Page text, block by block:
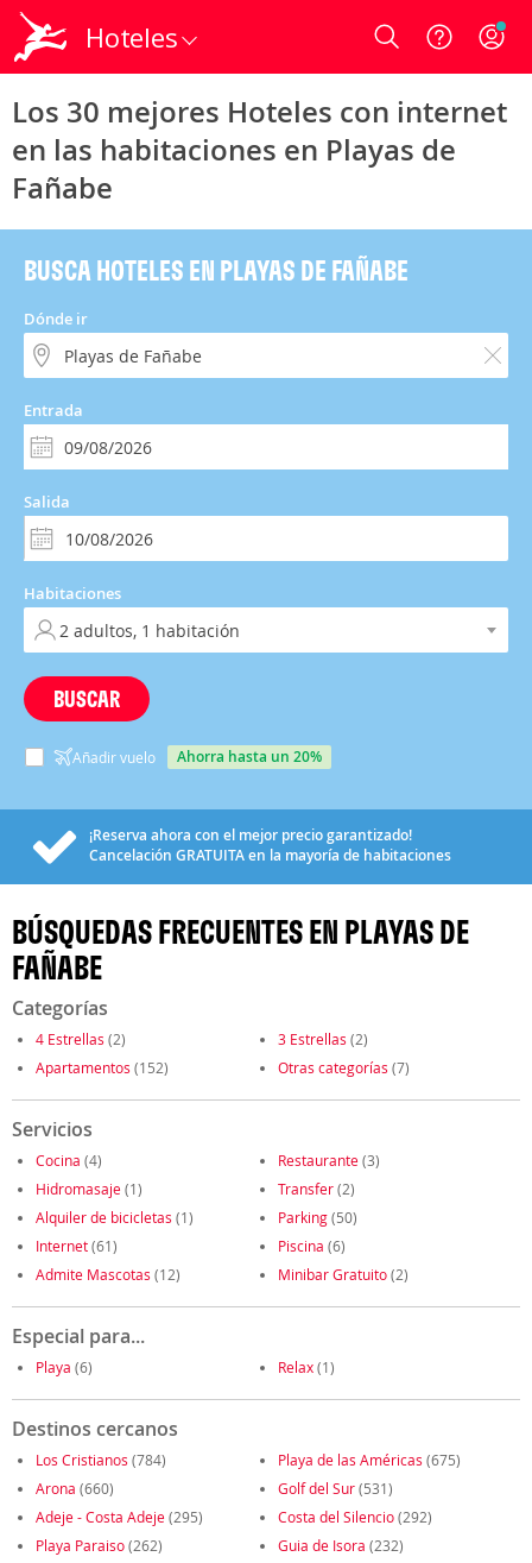
Hoteles Login
Los 30 mejores Hoteles con internet
en las habitaciones en Playas de
Fañabe
BUSCA HOTELES EN PLAYAS DE FAÑABE
Dónde ir
Entrada
Salida
Habitaciones
BUSCAR
Añadir vuelo ahorra hasta un 20%
¡Reserva ahora con el mejor precio garantizado!
Cancelación GRATUITAen la mayoría de habitaciones
BÚSQUEDAS FRECUENTES EN PLAYAS DE
FAÑABE
Categorías
4 Estrellas (2) 3 Estrellas (2)
Apartamentos (152) Otras categorías (7)
Servicios
Cocina (4) Restaurante(3)
Hidromasaje(1) Transfer(2)
Alquiler de bicicletas (1) Parking(50)
Internet(61) Piscina (6)
Admite Mascotas (12) Minibar Gratuito(2)
Especial para...
Playa (6) Relax(1)
Destinos cercanos
Los Cristianos (784) Playa de las Américas (675)
Arona (660) Golf del Sur(531)
Adeje - Costa Adeje(295) Costa del Silencio(292)
Playa Paraiso(262) Guia de Isora (232)